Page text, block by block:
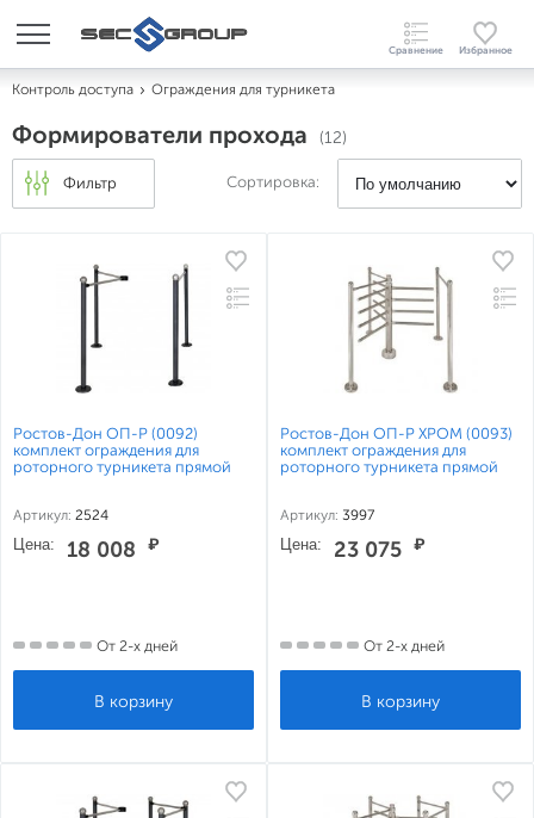
Контроль доступа Ограждения для турникета
Формирователи прохода (12)
Фильтр Сортировка:
Ростов-Дон ОП-Р (0092)
комплект ограждения для
роторного турникета прямой
Артикул: 2524
Цена: 18 008 ₽
От 2-х дней
Ростов-Дон ОП-Р ХРОМ (0093)
комплект ограждения для
роторного турникета прямой
Артикул: 3997
Цена: 23 075 ₽
От 2-х дней